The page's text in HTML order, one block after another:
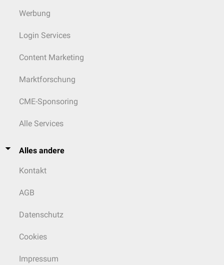
Werbung
Login Services
Content Marketing
Marktforschung
CME-Sponsoring
Alle Services
Alles andere
Kontakt
AGB
Datenschutz
Cookies
Impressum